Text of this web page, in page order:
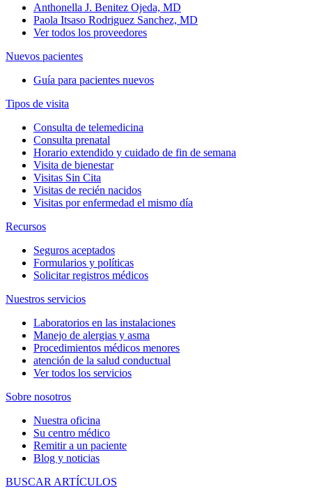
Anthonella J. Benitez Ojeda, MD
Paola Itsaso Rodriguez Sanchez, MD
Ver todos los proveedores
Nuevos pacientes
Guía para pacientes nuevos
Tipos de visita
Consulta de telemedicina
Consulta prenatal
Horario extendido y cuidado de fin de semana
Visita de bienestar
Visitas Sin Cita
Visitas de recién nacidos
Visitas por enfermedad el mismo día
Recursos
Seguros aceptados
Formularios y políticas
Solicitar registros médicos
Nuestros servicios
Laboratorios en las instalaciones
Manejo de alergias y asma
Procedimientos médicos menores
atención de la salud conductual
Ver todos los servicios
Sobre nosotros
Nuestra oficina
Su centro médico
Remitir a un paciente
Blog y noticias
BUSCAR ARTÍCULOS